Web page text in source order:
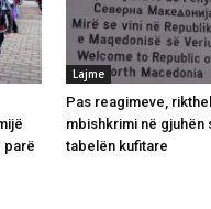
parë
Lajme
Pas reagimeve,
mbishkrimi në gjuhën
tabelën kufitare